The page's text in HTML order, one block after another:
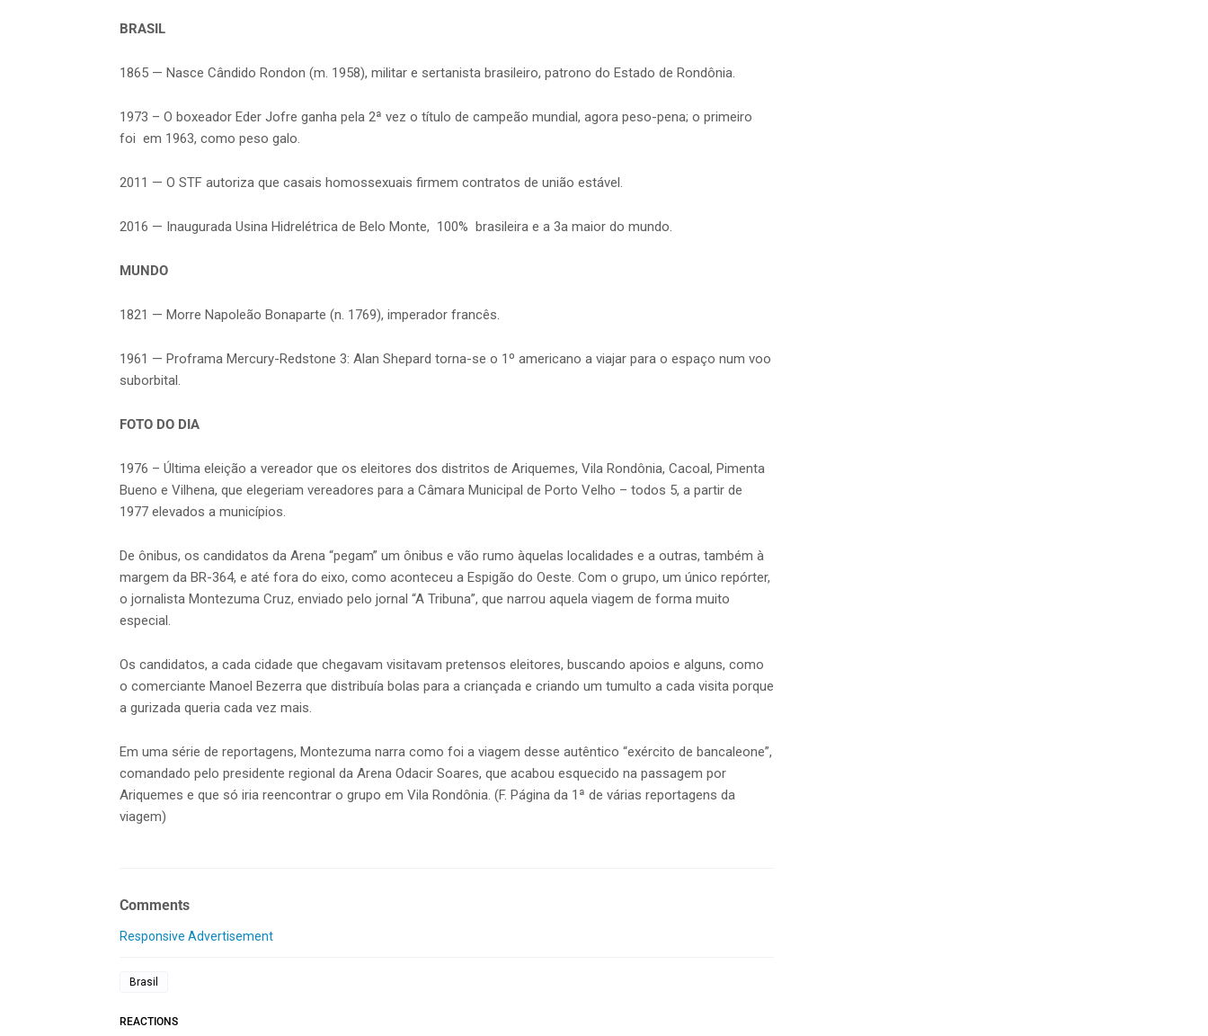
BRASIL
1865 — Nasce Cândido Rondon (m. 1958), militar e sertanista brasileiro, patrono do Estado de Rondônia.
1973 – O boxeador Eder Jofre ganha pela 2ª vez o título de campeão mundial, agora peso-pena; o primeiro
foi em 1963, como peso galo.
2011 — O STF autoriza que casais homossexuais firmem contratos de união estável.
2016 — Inaugurada Usina Hidrelétrica de Belo Monte, 100% brasileira e a 3a maior do mundo.
MUNDO
1821 — Morre Napoleão Bonaparte (n. 1769), imperador francês.
1961 — Proframa Mercury-Redstone 3: Alan Shepard torna-se o 1º americano a viajar para o espaço num voo
suborbital.
FOTO DO DIA
1976 – Última eleição a vereador que os eleitores dos distritos de Ariquemes, Vila Rondônia, Cacoal, Pimenta
Bueno e Vilhena, que elegeriam vereadores para a Câmara Municipal de Porto Velho – todos 5, a partir de
1977 elevados a municípios.
De ônibus, os candidatos da Arena “pegam” um ônibus e vão rumo àquelas localidades e a outras, também à
margem da BR-364, e até fora do eixo, como aconteceu a Espigão do Oeste. Com o grupo, um único repórter,
o jornalista Montezuma Cruz, enviado pelo jornal “A Tribuna”, que narrou aquela viagem de forma muito
especial.
Os candidatos, a cada cidade que chegavam visitavam pretensos eleitores, buscando apoios e alguns, como
o comerciante Manoel Bezerra que distribuía bolas para a criançada e criando um tumulto a cada visita porque
a gurizada queria cada vez mais.
Em uma série de reportagens, Montezuma narra como foi a viagem desse autêntico “exército de bancaleone”,
comandado pelo presidente regional da Arena Odacir Soares, que acabou esquecido na passagem por
Ariquemes e que só iria reencontrar o grupo em Vila Rondônia. (F. Página da 1ª de várias reportagens da
viagem)
Comments
Responsive Advertisement
Brasil
REACTIONS